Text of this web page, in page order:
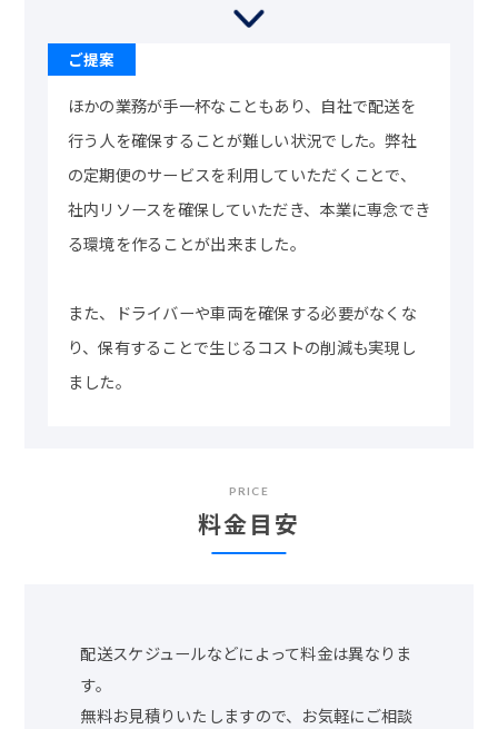
ほかの業務が手一杯なこともあり、自社で配送を
行う人を確保することが難しい状況でした。弊社
の定期便のサービスを利用していただくことで、
社内リソースを確保していただき、本業に専念でき
る環境を作ることが出来ました。
また、ドライバーや車両を確保する必要がなくな
り、保有することで生じるコストの削減も実現し
ました。
PRICE
料金目安
配送スケジュールなどによって料金は異なりま
す。
無料お見積りいたしますので、お気軽にご相談